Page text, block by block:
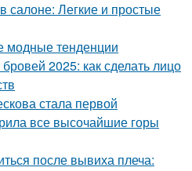
салоне: Легкие и простые
модные тенденции
2025: как сделать лицо
стала первой
все высочайшие горы
после вывиха плеча: